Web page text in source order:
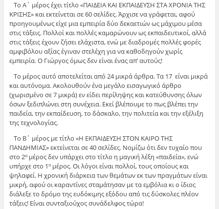
Το Α΄ μέρος έχει τίτλο «ΠΑΙΔΕΙΑ ΚΑΙ ΕΚΠΑΙΔΕΥΣΗ ΣΤΑ ΧΡΟΝΙΑ ΤΗΣ
ΚΡΙΣΗΣ» και εκτείνεται σε 60 σελίδες. Άρχισε να γράφεται, αφού
προηγουμένως είχε μια εμπειρία δύο δεκαετιών ως μάχιμου μέσα
στις τάξεις. Πολλοί και πολλές καμαρώνουν ως εκπαιδευτικοί, αλλά
στις τάξεις έχουν ζήσει ελάχιστα, ενώ με διαδρομές πολλές φορές
αμφιβόλου αξίας έγιναν στελέχη για να καθοδηγούν χωρίς
εμπειρία. Ο Γιώργος όμως δεν είναι ένας απ’ αυτούς!
Το μέρος αυτό αποτελείται από 24 μικρά άρθρα. Τα 17 είναι μικρά
και αυτόνομα. Ακολουθούν ένα μεγάλο εισαγωγικό άρθρο
(χωρισμένο σε 7 μικρά) εν είδει περίληψης και κατεύθυνσης όλων
όσων ξεδιπλώνει στη συνέχεια. Εκεί βλέπουμε το πως βλέπει την
παιδεία, την εκπαίδευση, το δάσκαλο, την πολιτεία και την εξέλιξη
της τεχνολογίας.
Το Β΄ μέρος με τίτλο «Η ΕΚΠΑΙΔΕΥΣΗ ΣΤΟΝ ΚΑΙΡΟ ΤΗΣ
ΠΑΝΔΗΜΙΑΣ» εκτείνεται σε 40 σελίδες. Νομίζω ότι δεν τυχαίο που
στο 2ομέρος δεν υπάρχει στο τίτλο η μαγική λέξη «παιδεία», ενώ
υπήρχε στο 1ομέρος. Οι λόγοι είναι πολλοί, τους οποίους και
ψηλαφεί. Η χρονική διάρκεια των θεμάτων εκ των πραγμάτων είναι
μικρή, αφού οι καραντίνες σταμάτησαν με τα εμβόλια κι ο ίδιος
διάλεξε το δρόμο της ευδόκιμης εξόδου από τις δύσκολες πλέον
τάξεις! Είναι συνταξιούχος συνάδελφος τώρα!